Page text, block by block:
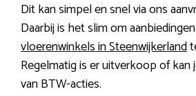
Dit kan simpel en snel via ons
Daarbij is het slim om
vloerenwinkels in Steenwijkerland
Regelmatig is er uitverkoop of kan
van BTW-acties.